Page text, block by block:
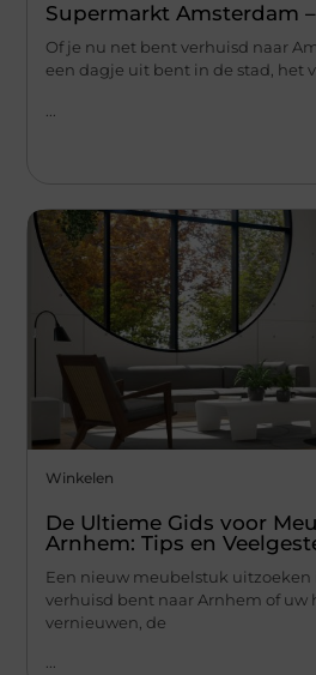
Supermarkt Amsterdam
Of je nu net bent verhuisd naar
een dagje uit bent in de stad, het
Winkelen
De Ultieme Gids voor
Arnhem: Tips en
Een nieuw meubelstuk uitzoeken
verhuisd bent naar Arnhem of
vernieuwen, de